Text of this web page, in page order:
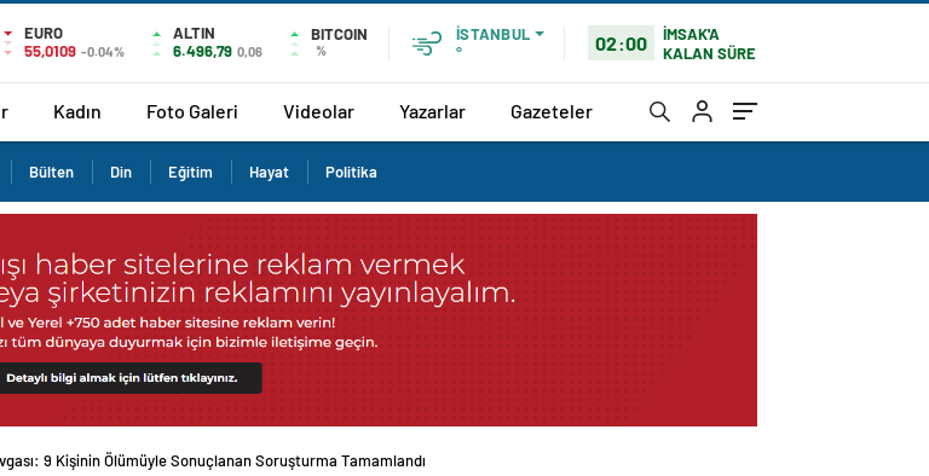
EURO
55,0109 -0.04%
ALTIN
6.496,79 0,06
BITCOIN
%
İSTANBUL
°
02:00
İMSAK'A
KALAN SÜRE
Kadın Foto Galeri Videolar Yazarlar Gazeteler
Bülten Din Eğitim Hayat Politika
9 Kişinin Ölümüyle Sonuçlanan Soruşturma Tamamlandı